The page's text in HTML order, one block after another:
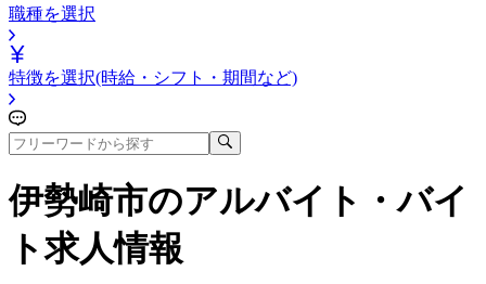
職種を選択
特徴を選択(時給・シフト・期間など)
伊勢崎市のアルバイト・バイ
ト求人情報